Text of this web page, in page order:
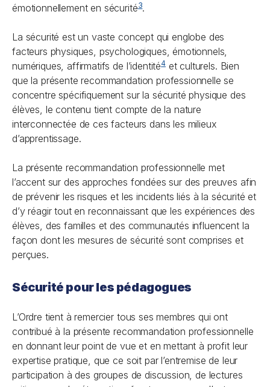
émotionnellement en sécurité3.
La sécurité est un vaste concept qui englobe des
facteurs physiques, psychologiques, émotionnels,
numériques, affirmatifs de l’identité4et culturels. Bien
que la présente recommandation professionnelle se
concentre spécifiquement sur la sécurité physique des
élèves, le contenu tient compte de la nature
interconnectée de ces facteurs dans les milieux
d’apprentissage.
La présente recommandation professionnelle met
l’accent sur des approches fondées sur des preuves afin
de prévenir les risques et les incidents liés à la sécurité et
d’y réagir tout en reconnaissant que les expériences des
élèves, des familles et des communautés influencent la
façon dont les mesures de sécurité sont comprises et
perçues.
Sécurité pour les pédagogues
L’Ordre tient à remercier tous ses membres qui ont
contribué à la présente recommandation professionnelle
en donnant leur point de vue et en mettant à profit leur
expertise pratique, que ce soit par l’entremise de leur
participation à des groupes de discussion, de lectures